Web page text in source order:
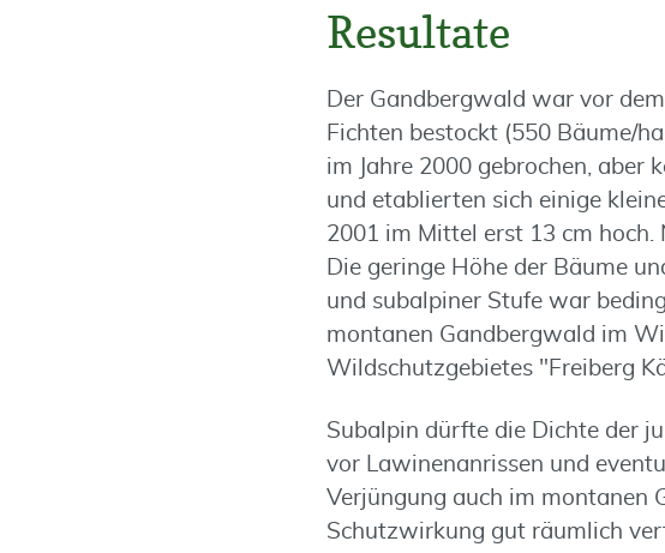
Resultate
Der Gandbergwald war vor
Fichten bestockt (550 Bäume/
im Jahre 2000 gebrochen, aber
und etablierten sich einige
2001 im Mittel erst 13 cm hoch.
Die geringe Höhe der Bäume
und subalpiner Stufe war
montanen Gandbergwald im
Wildschutzgebietes "Freiberg
Subalpin dürfte die Dichte der
vor Lawinenanrissen und
Verjüngung auch im montanen
Schutzwirkung gut räumlich